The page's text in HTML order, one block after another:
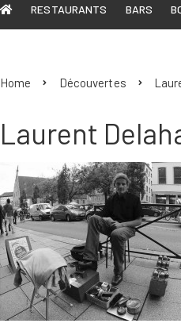
RESTAURANTS BARS
Home Découvertes
Laurent